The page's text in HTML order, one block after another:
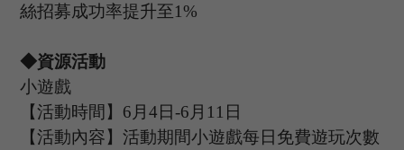
絲招募成功率提升至1%
◆資源活動
小遊戲
【活動時間】 6 月4 日-6 月 11 日
【活動內容】活動期間小遊戲每日免費遊玩次數